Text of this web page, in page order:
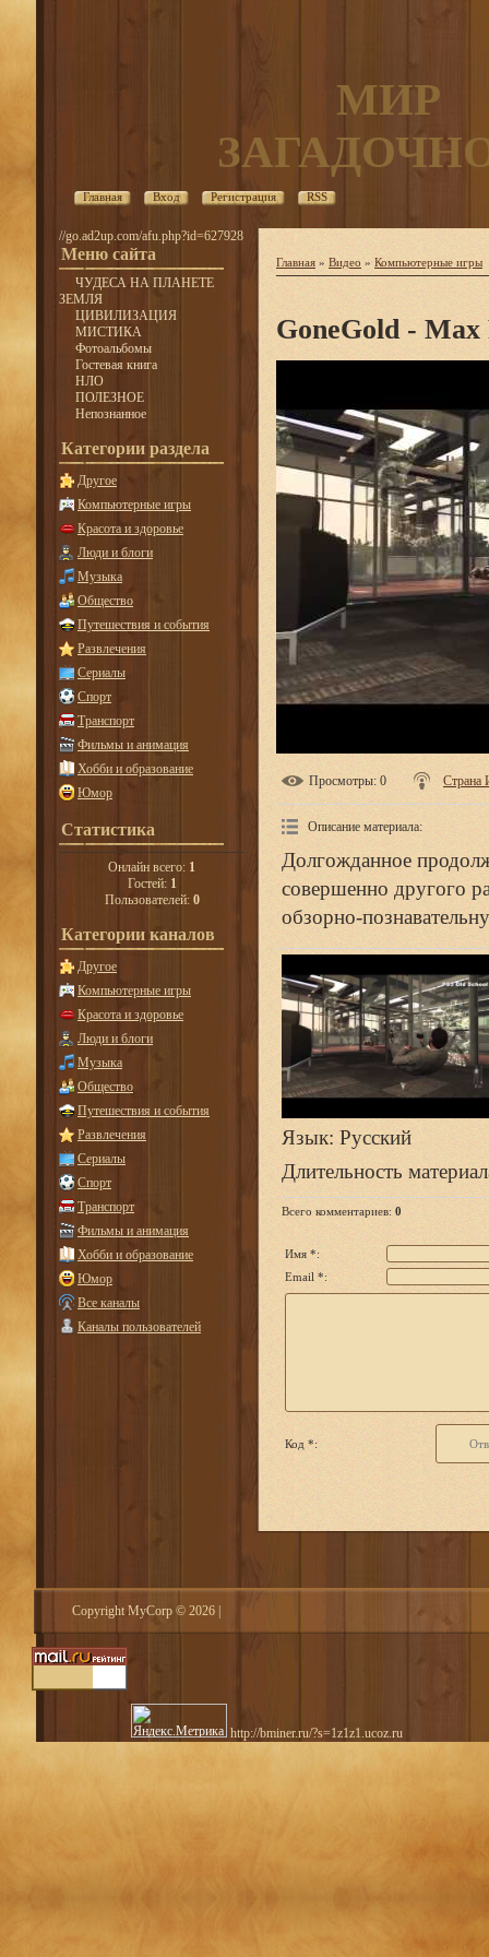
МИР
Главная Вход Регистрация RSS
//go.ad2up.com/afu.php?id=627928
Меню сайта
ЧУДЕСА НА ПЛАНЕТЕ
ЗЕМЛЯ
ЦИВИЛИЗАЦИЯ
МИСТИКА
Фотоальбомы
Гостевая книга
НЛО
ПОЛЕЗНОЕ
Непознанное
Категории раздела
Другое
Компьютерные игры
Красота и здоровье
Люди и блоги
Музыка
Общество
Путешествия и события
Развлечения
Сериалы
Спорт
Транспорт
Фильмы и анимация
Хобби и образование
Юмор
Статистика
Онлайн всего: 1
Гостей: 1
Пользователей: 0
Категории каналов
Другое
Компьютерные игры
Красота и здоровье
Люди и блоги
Музыка
Общество
Путешествия и события
Развлечения
Сериалы
Спорт
Транспорт
Фильмы и анимация
Хобби и образование
Юмор
Все каналы
Каналы пользователей
Главная » Видео » Компьютерные игры
GoneGold - Max
Просмотры: 0 Страна
Описание материала:
Долгожданное
совершенно другого
обзорно-
Язык: Русский
Длительность
Всего комментариев: 0
Имя *:
Email *:
Код *:
Copyright MyCorp © 2026
http://bminer.ru/?s=1z1z1.ucoz.ru